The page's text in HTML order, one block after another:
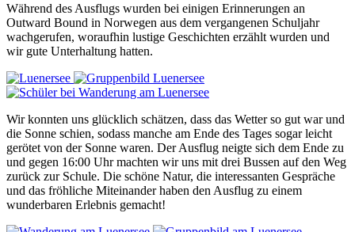
Während des Ausflugs wurden bei einigen Erinnerungen an
Outward Bound in Norwegen aus dem vergangenen Schuljahr
wachgerufen, woraufhin lustige Geschichten erzählt wurden und
wir gute Unterhaltung hatten.
Wir konnten uns glücklich schätzen, dass das Wetter so gut war und
die Sonne schien, sodass manche am Ende des Tages sogar leicht
gerötet von der Sonne waren. Der Ausflug neigte sich dem Ende zu
und gegen 16:00 Uhr machten wir uns mit drei Bussen auf den Weg
zurück zur Schule. Die schöne Natur, die interessanten Gespräche
und das fröhliche Miteinander haben den Ausflug zu einem
wunderbaren Erlebnis gemacht!